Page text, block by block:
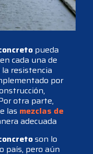
pueda
cada una de
resistencia
por
otra parte,
las mezclas de
adecuada
son lo
país, pero aún